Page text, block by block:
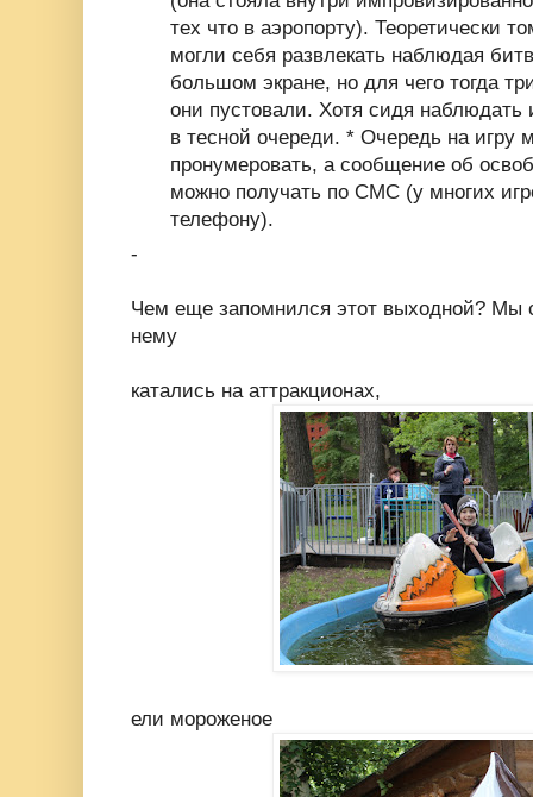
тех что в аэропорту). Теоретически
могли себя развлекать наблюдая
большом экране, но для чего тогда
они пустовали. Хотя сидя наблюдать
в тесной очереди. * Очередь на игру
пронумеровать, а сообщение об
можно получать по СМС (у многих
телефону).
-
Чем еще запомнился этот выходной? Мы
нему
катались на аттракционах,
ели мороженое